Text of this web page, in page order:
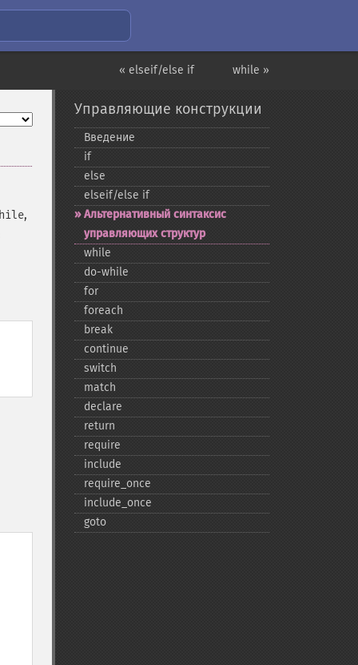
while »
« elseif/else if
,
Управляющие конструкции
Введение
if
else
elseif/else if
Альтернативный синтаксис
управляющих структур
while
do-​while
for
foreach
break
continue
switch
match
declare
return
require
include
require_​once
include_​once
goto